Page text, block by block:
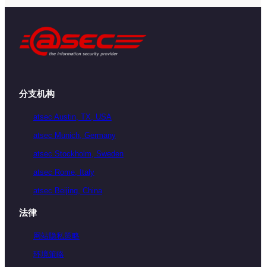
分支机构
atsec Austin, TX, USA
atsec Munich, Germany
atsec Stockholm, Sweden
atsec Rome, Italy
atsec Beijing, China
法律
网站隐私策略
环境策略